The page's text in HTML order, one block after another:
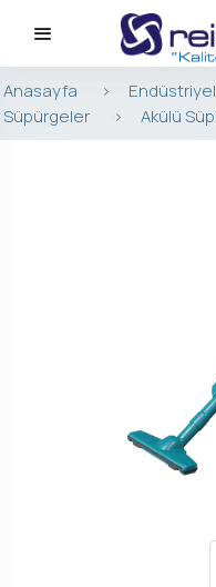
Anasayfa >
Süpürgeler
> Akülü